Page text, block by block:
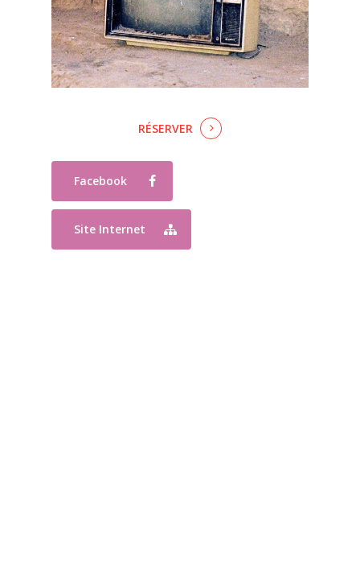
RÉSERVER
Facebook
Site Internet